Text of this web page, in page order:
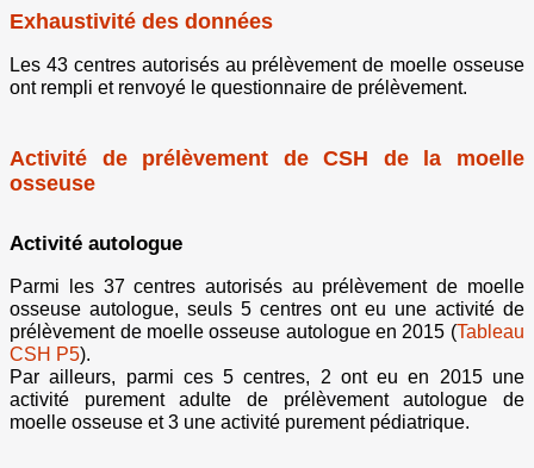
Exhaustivité des données
Les 43 centres autorisés au prélèvement de moelle osseuse
ont rempli et renvoyé le questionnaire de prélèvement.
Activité de prélèvement de CSH de la moelle
osseuse
Activité autologue
Parmi les 37 centres autorisés au prélèvement de moelle
osseuse autologue, seuls 5 centres ont eu une activité de
prélèvement de moelle osseuse autologue en 2015 (Tableau
CSH P5).
Par ailleurs, parmi ces 5 centres, 2 ont eu en 2015 une
activité purement adulte de prélèvement autologue de
moelle osseuse et 3 une activité purement pédiatrique.